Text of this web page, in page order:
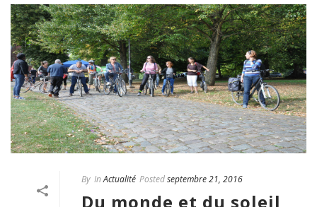
By In Actualité Postedseptembre 21, 2016
Du monde et du soleil